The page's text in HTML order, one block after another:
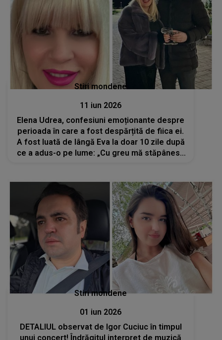
Stiri mondene
11 iun 2026
Elena Udrea, confesiuni emoționante despre
perioada în care a fost despărțită de fiica ei.
A fost luată de lângă Eva la doar 10 zile după
ce a adus-o pe lume: „Cu greu mă stăpânesc
Stiri mondene
01 iun 2026
DETALIUL observat de Igor Cuciuc în timpul
unui concert! Îndrăgitul interpret de muzică